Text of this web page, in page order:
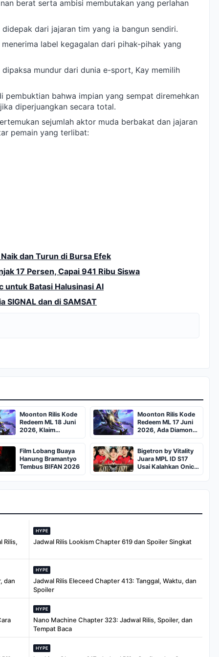
berat serta ambisi membutakan yang perlahan
dari jajaran tim yang ia bangun sendiri.
label kegagalan dari pihak-pihak yang
mundur dari dunia e-sport, Kay memilih
pembuktian bahwa impian yang sempat diremehkan
diperjuangkan secara total.
sejumlah aktor muda berbakat dan jajaran
pemain yang terlibat:
dan Turun di Bursa Efek
17 Persen, Capai 941 Ribu Siswa
untuk Batasi Halusinasi AI
SIGNAL dan di SAMSAT
Moonton Rilis Kode
Redeem ML 18 Juni
2026, Klaim
Diamond dan Skin
Gratis
Moonton Rilis Kode
Redeem ML 17 Juni
2026, Ada Diamond
Gratis
Film Lobang Buaya
Hanung Bramantyo
Tembus BIFAN 2026
Bigetron by Vitality
Juara MPL ID S17
Usai Kalahkan Onic
4-1
Rilis,
HYPE
Jadwal Rilis Lookism Chapter 619 dan Spoiler Singkat
dan
HYPE
Jadwal Rilis Eleceed Chapter 413: Tanggal, Waktu, dan
Spoiler
HYPE
Nano Machine Chapter 323: Jadwal Rilis, Spoiler, dan
Tempat Baca
HYPE